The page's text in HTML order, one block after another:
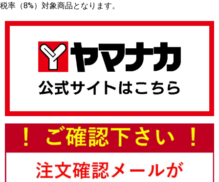
税率（8%）対象商品となります。